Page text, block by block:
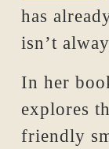
has
isn’t
In her
explores
friendly